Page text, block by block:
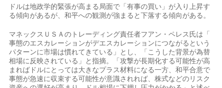
ドルは地政学的緊張が高まる局面で「有事の買い」が入り上昇す
る傾向があるが、​和平への観測が強まると下落する傾向がある。
マネックスＵＳＡのトレーディング責任者フアン・ペレス氏は「​
事態のエスカレーションがデエスカレーションにつながるという
パターンに市場は慣れてきている」とし、「‌こうした⁠背景が為替
相場に反映されている」と指摘。「攻撃が長期化する可能性が高
まればドルにとっては大きなプラス材料になる一方、和平合意で
事態が急速に収束する可能性が意識されれば、株式などのリスク